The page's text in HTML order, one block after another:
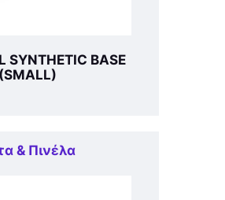
SYNTHETIC BASE
& Πινέλα